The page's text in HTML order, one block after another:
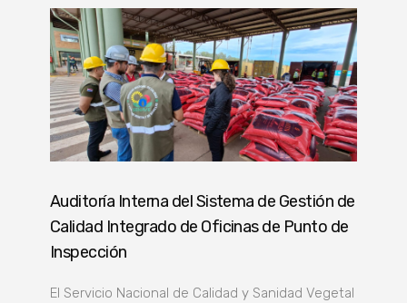
Auditoría Interna del Sistema de Gestión de
Calidad Integrado de Oficinas de Punto de
Inspección
El Servicio Nacional de Calidad y Sanidad Vegetal